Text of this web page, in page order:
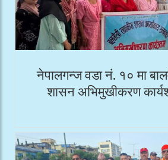
नेपालगन्ज वडा नं. १० मा
शासन अभिमुखीकरण